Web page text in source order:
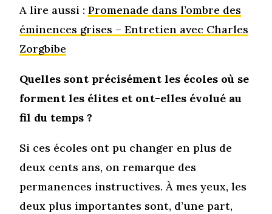
A lire aussi :Promenade dans l’ombre des
éminences grises – Entretien avec Charles
Zorgbibe
Quelles sont précisément les écoles où se
forment les élites et ont-elles évolué au
fil du temps ?
Si ces écoles ont pu changer en plus de
deux cents ans, on remarque des
permanences instructives. À mes yeux, les
deux plus importantes sont, d’une part,